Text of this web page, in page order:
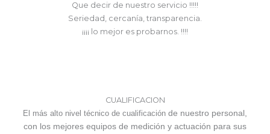
Que decir de nuestro servicio !!!!!
Seriedad, cercanía, transparencia.
¡¡¡¡ lo mejor es probarnos. !!!!
CUALIFICACION
El más alto nivel técnico de cualificación de nuestro personal,
con los mejores equipos de medición y actuación para sus